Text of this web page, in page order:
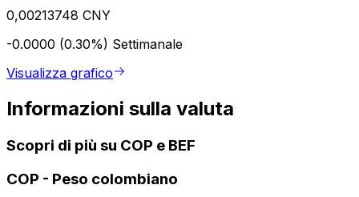
0,00213748 CNY
-0.0000 (0.30%) Settimanale
Visualizza grafico
Informazioni sulla valuta
Scopri di più su COP e BEF
COP - Peso colombiano